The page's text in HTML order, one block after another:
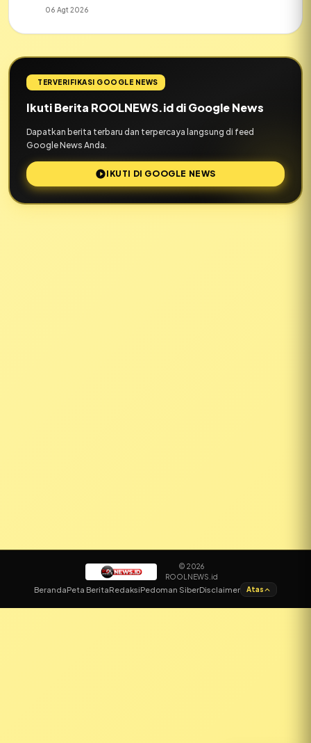
06 Agt 2026
TERVERIFIKASI GOOGLE NEWS
Ikuti Berita ROOLNEWS.id di Google News
Dapatkan berita terbaru dan terpercaya langsung di feed
Google News Anda.
IKUTI DI GOOGLE NEWS
✕
© 2026
ROOLNEWS.id
BerandaPeta BeritaRedaksiPedoman SiberDisclaimer Atas